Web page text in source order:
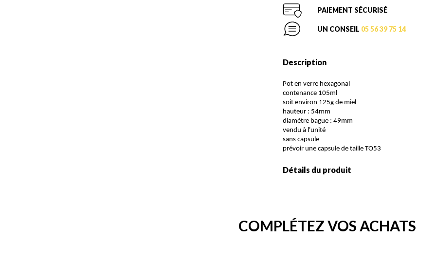
PAIEMENT SÉCURISÉ
UN CONSEIL 05 56 39 75 14
Description
Pot en verre hexagonal
contenance 105ml
soit environ 125g de miel
hauteur : 54mm
diamètre bague : 49mm
vendu à l'unité
sans capsule
prévoir une capsule de taille TO53
Détails du produit
COMPLÉTEZ VOS ACHATS